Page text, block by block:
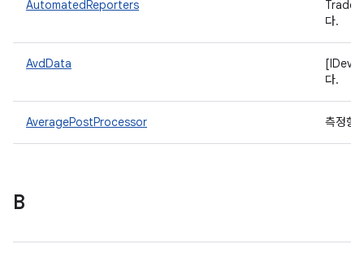
AutomatedReporters
다.
AvdData
다.
AveragePostProcessor 측정항
B